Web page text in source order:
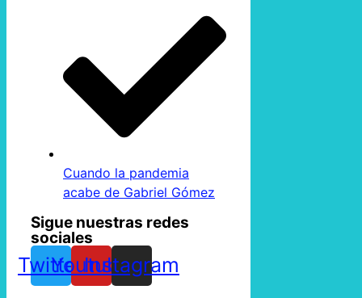
Cuando la pandemia
acabe de Gabriel Gómez
Sigue nuestras redes
sociales
TwitterYoutube
Instagram